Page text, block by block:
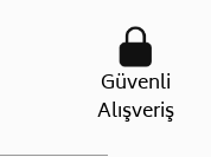
Güvenli
Alışveriş